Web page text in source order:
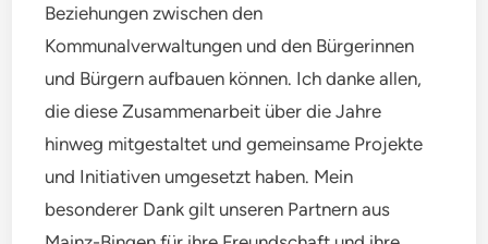
Beziehungen zwischen den
Kommunalverwaltungen und den Bürgerinnen
und Bürgern aufbauen können. Ich danke allen,
die diese Zusammenarbeit über die Jahre
hinweg mitgestaltet und gemeinsame Projekte
und Initiativen umgesetzt haben. Mein
besonderer Dank gilt unseren Partnern aus